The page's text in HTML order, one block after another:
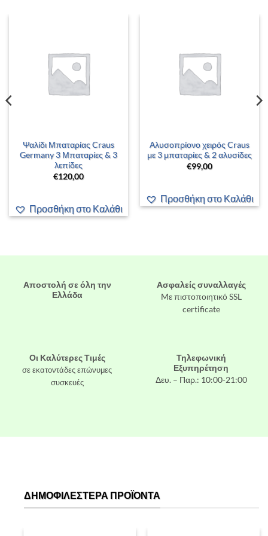
Ψαλίδι Μπαταρίας Craus
Germany 3 Μπαταρίες & 3
λεπίδες
€120,00
Προσθήκη στο Καλάθι
Αλυσοπρίονο χειρός Craus
με 3 μπαταρίες & 2 αλυσίδες
€99,00
Προσθήκη στο Καλάθι
Αποστολή σε όλη την
Ελλάδα
Ασφαλείς συναλλαγές
Mε πιστοποιητικό SSL
certificate
Οι Καλύτερες Τιμές
σε εκατοντάδες επώνυμες
συσκευές
Τηλεφωνική
Εξυπηρέτηση
Δευ. – Παρ.: 10:00-21:00
ΔΗΜΟΦΙΛΈΣΤΕΡΑ ΠΡΟΪΌΝΤΑ